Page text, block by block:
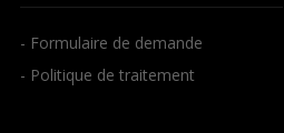
- Formulaire de demande
- Politique de traitement